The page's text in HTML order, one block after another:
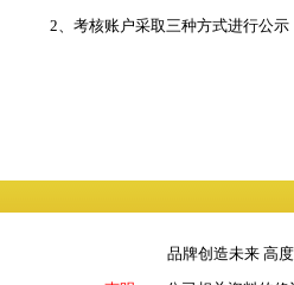
2、考核账户采取三种方式进行公示
品牌创造未来 高